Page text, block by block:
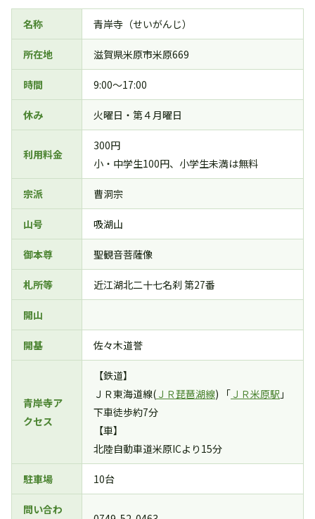
名称 青岸寺（せいがんじ）
所在地 滋賀県米原市米原669
時間 9:00～17:00
休み 火曜日・第４月曜日
利用料金
300円
小・中学生100円、小学生未満は無料
宗派 曹洞宗
山号 吸湖山
御本尊 聖観音菩薩像
札所等 近江湖北二十七名刹 第27番
開山
開基 佐々木道誉
青岸寺ア
クセス
【鉄道】
ＪＲ東海道線( ＪＲ琵琶湖線) 「 ＪＲ米原駅 」
下車徒歩約7分
【車】
北陸自動車道米原ICより15分
駐車場 10台
問い合わ